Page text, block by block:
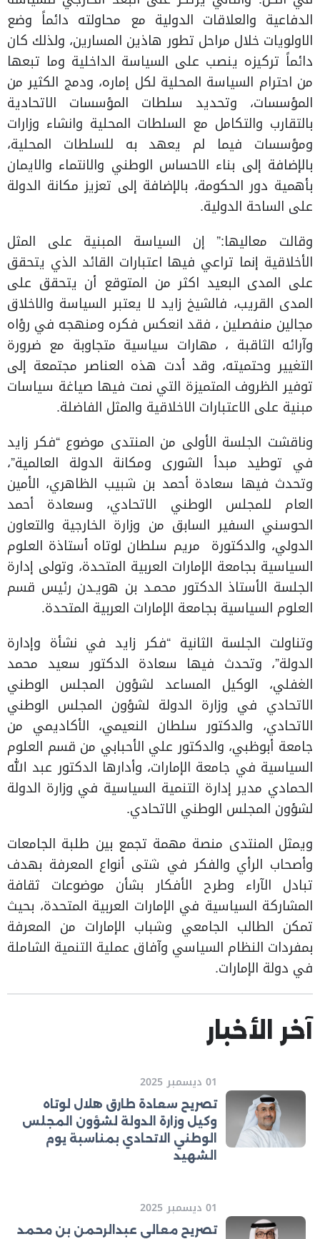
الدفاعية والعلاقات الدولية مع محاولته دائماً وضع
الاولويات خلال مراحل تطور هاذين المسارين، ولذلك كان
دائماً تركيزه ينصب على السياسة الداخلية وما تبعها
من احترام السياسة المحلية لكل إماره، ودمج الكثير من
المؤسسات، وتحديد سلطات المؤسسات الاتحادية
بالتقارب والتكامل مع السلطات المحلية وانشاء وزارات
ومؤسسات فيما لم يعهد به للسلطات المحلية،
بالإضافة إلى بناء الاحساس الوطني والانتماء والايمان
بأهمية دور الحكومة، بالإضافة إلى تعزيز مكانة الدولة
على الساحة الدولية.
وقالت معاليها:” إن السياسة المبنية على المثل
الأخلاقية إنما تراعي فيها اعتبارات القائد الذي يتحقق
على المدى البعيد اكثر من المتوقع أن يتحقق على
المدى القريب، فالشيخ زايد لا يعتبر السياسة والاخلاق
مجالين منفصلين ، فقد انعكس فكره ومنهجه في رؤاه
وآرائه الثاقبة ، مهارات سياسية متجاوبة مع ضرورة
التغيير وحتميته، وقد أدت هذه العناصر مجتمعة إلى
توفير الظروف المتميزة التي نمت فيها صياغة سياسات
مبنية على الاعتبارات الاخلاقية والمثل الفاضلة.
وناقشت الجلسة الأولى من المنتدى موضوع “فكر زايد
في توطيد مبدأ الشورى ومكانة الدولة العالمية”،
وتحدث فيها سعادة أحمد بن شبيب الظاهري، الأمين
العام للمجلس الوطني الاتحادي، وسعادة أحمد
الحوسني السفير السابق من وزارة الخارجية والتعاون
الدولي، والدكتورة مريم سلطان لوتاه أستاذة العلوم
السياسية بجامعة الإمارات العربية المتحدة، وتولى إدارة
الجلسة الأستاذ الدكتور محمـد بن هويـدن رئيس قسم
العلوم السياسية بجامعة الإمارات العربية المتحدة.
وتناولت الجلسة الثانية “فكر زايد في نشأة وإدارة
الدولة”، وتحدث فيها سعادة الدكتور سعيد محمد
الغفلي، الوكيل المساعد لشؤون المجلس الوطني
الاتحادي في وزارة الدولة لشؤون المجلس الوطني
الاتحادي، والدكتور سلطان النعيمي، الأكاديمي من
جامعة أبوظبي، والدكتور علي الأحبابي من قسم العلوم
السياسية في جامعة الإمارات، وأدارها الدكتور عبد الله
الحمادي مدير إدارة التنمية السياسية في وزارة الدولة
لشؤون المجلس الوطني الاتحادي.
ويمثل المنتدى منصة مهمة تجمع بين طلبة الجامعات
وأصحاب الرأي والفكر في شتى أنواع المعرفة بهدف
تبادل الآراء وطرح الأفكار بشأن موضوعات ثقافة
المشاركة السياسية في الإمارات العربية المتحدة، بحيث
تمكن الطالب الجامعي وشباب الإمارات من المعرفة
بمفردات النظام السياسي وآفاق عملية التنمية الشاملة
في دولة الإمارات.
آخر الأخبار
01 ديسمبر 2025
تصريح سعادة طارق هلال لوتاه
وكيل وزارة الدولة لشؤون المجلس
الوطني الاتحادي بمناسبة يوم
الشهيد
01 ديسمبر 2025
تصريح معالي عبدالرحمن بن محمد